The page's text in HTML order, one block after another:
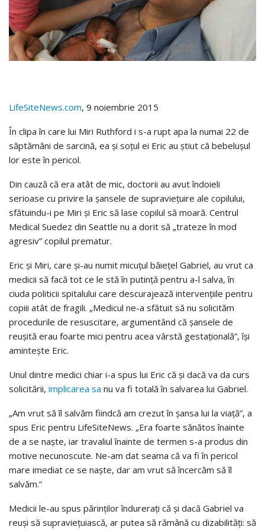
LifeSiteNews.com, 9 noiembrie 2015
În clipa în care lui Miri Ruthford i s-a rupt apa la numai 22 de
săptămâni de sarcină, ea și soțul ei Eric au știut că bebelușul
lor este în pericol.
Din cauză că era atât de mic, doctorii au avut îndoieli
serioase cu privire la șansele de supraviețuire ale copilului,
sfătuindu-i pe Miri și Eric să lase copilul să moară. Centrul
Medical Suedez din Seattle nu a dorit să „trateze în mod
agresiv” copilul prematur.
Eric și Miri, care și-au numit micuțul băiețel Gabriel, au vrut ca
medicii să facă tot ce le stă în putință pentru a-l salva, în
ciuda politicii spitalului care descurajează intervențiile pentru
copiii atât de fragili. „Medicul ne-a sfătuit să nu solicităm
procedurile de resuscitare, argumentând că șansele de
reușită erau foarte mici pentru acea vârstă gestațională”, își
amintește Eric.
Unul dintre medici chiar i-a spus lui Eric că și dacă va da curs
solicitării, implicarea sa nu va fi totală în salvarea lui Gabriel.
„Am vrut să îl salvăm fiindcă am crezut în șansa lui la viață”, a
spus Eric pentru LifeSiteNews. „Era foarte sănătos înainte
de a se naște, iar travaliul înainte de termen s-a produs din
motive necunoscute. Ne-am dat seama că va fi în pericol
mare imediat ce se naște, dar am vrut să încercăm să îl
salvăm.”
Medicii le-au spus părinților îndurerați că și dacă Gabriel va
reuși să supraviețuiască, ar putea să rămână cu dizabilităţi: să